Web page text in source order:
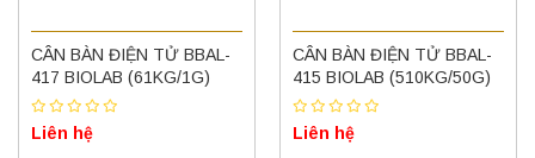
CÂN BÀN ĐIỆN TỬ BBAL-
417 BIOLAB (61KG/1G)
Liên hệ
CÂN BÀN ĐIỆN TỬ BBAL-
415 BIOLAB (510KG/50G)
Liên hệ